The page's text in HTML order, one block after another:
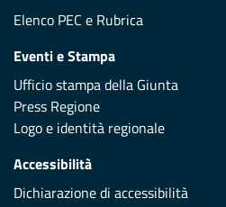
Elenco PEC e Rubrica
Eventi e Stampa
Ufficio stampa della Giunta
Press Regione
Logo e identità regionale
Accessibilità
Dichiarazione di accessibilità